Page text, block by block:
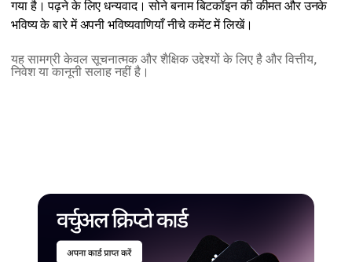
गया है। पढ़ने के लिए धन्यवाद। सोने बनाम बिटकॉइन की कीमत और उनके
भविष्य के बारे में अपनी भविष्यवाणियाँ नीचे कमेंट में लिखें।
यह सामग्री केवल सूचनात्मक और शैक्षिक उद्देश्यों के लिए है और वित्तीय,
निवेश या कानूनी सलाह नहीं है।